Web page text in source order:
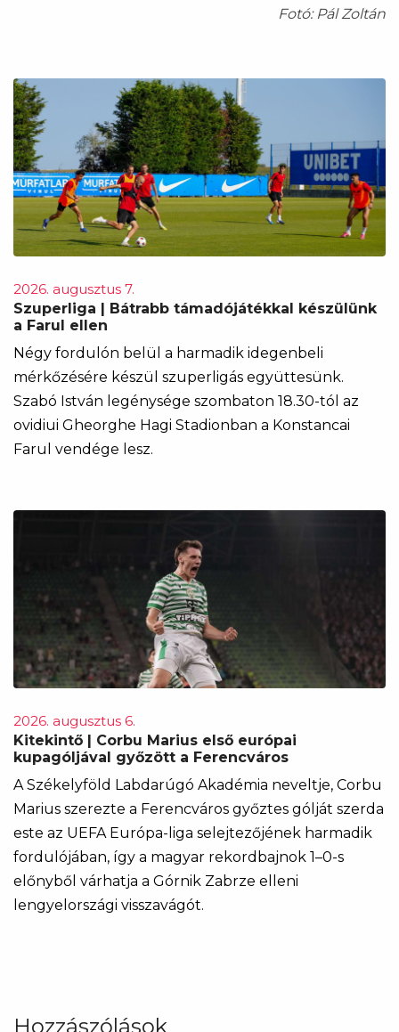
Fotó: Pál Zoltán
2026. augusztus 7.
Szuperliga | Bátrabb támadójátékkal készülünk
a Farul ellen
Négy fordulón belül a harmadik idegenbeli
mérkőzésére készül szuperligás együttesünk.
Szabó István legénysége szombaton 18.30-tól az
ovidiui Gheorghe Hagi Stadionban a Konstancai
Farul vendége lesz.
2026. augusztus 6.
Kitekintő | Corbu Marius első európai
kupagóljával győzött a Ferencváros
A Székelyföld Labdarúgó Akadémia neveltje, Corbu
Marius szerezte a Ferencváros győztes gólját szerda
este az UEFA Európa-liga selejtezőjének harmadik
fordulójában, így a magyar rekordbajnok 1–0-s
előnyből várhatja a Górnik Zabrze elleni
lengyelországi visszavágót.
Hozzászólások